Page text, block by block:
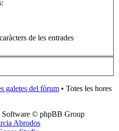
caràcters de les entrades
galetes del fòrum • Totes les hores
© phpBB Group
Abrodos